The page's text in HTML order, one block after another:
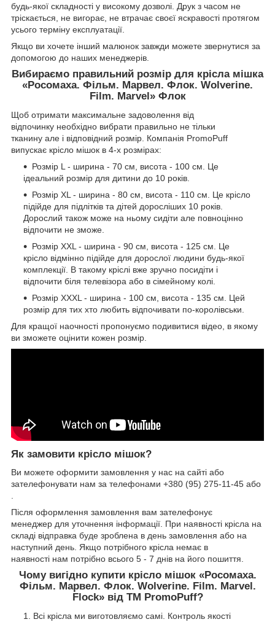
будь-якої складності у високому дозволі. Друк з часом не
тріскається, не вигорає, не втрачає своєї яскравості протягом
усього терміну експлуатації.
Якщо ви хочете інший малюнок завжди можете звернутися за
допомогою до наших менеджерів.
Вибираємо правильний розмір для крісла мішка
«Росомаха. Фільм. Марвел. Флок. Wolverine.
Film. Marvel» Флок
Щоб отримати максимальне задоволення від
відпочинку необхідно вибрати правильно не тільки
тканину але і відповідний розмір. Компанія PromoPuff
випускає крісло мішок в 4-х розмірах:
Розмір L - ширина - 70 см, висота - 100 см. Це
ідеальний розмір для дитини до 10 років.
Розмір XL - ширина - 80 см, висота - 110 см. Це крісло
підійде для підлітків та дітей доросліших 10 років.
Дорослий також може на ньому сидіти але повноцінно
відпочити не зможе.
Розмір XXL - ширина - 90 см, висота - 125 см. Це
крісло відмінно підійде для дорослої людини будь-якої
комплекції. В такому кріслі вже зручно посидіти і
відпочити біля телевізора або в сімейному колі.
Розмір XXXL - ширина - 100 см, висота - 135 см. Цей
розмір для тих хто любить відпочивати по-королівськи.
Для кращої наочності пропонуємо подивитися відео, в якому
ви зможете оцінити кожен розмір.
Як замовити крісло мішок?
Ви можете оформити замовлення у нас на сайті або
зателефонувати нам за телефонами +380 (95) 275-11-45 або
.
Після оформлення замовлення вам зателефонує
менеджер для уточнення інформації. При наявності крісла на
складі відправка буде зроблена в день замовлення або на
наступний день. Якщо потрібного крісла немає в
наявності нам потрібно всього 5 - 7 днів на його пошиття.
Чому вигідно купити крісло мішок «Росомаха.
Фільм. Марвел. Флок. Wolverine. Film. Marvel.
Flock» від TM PromoPuff?
Всі крісла ми виготовляємо самі. Контроль якості